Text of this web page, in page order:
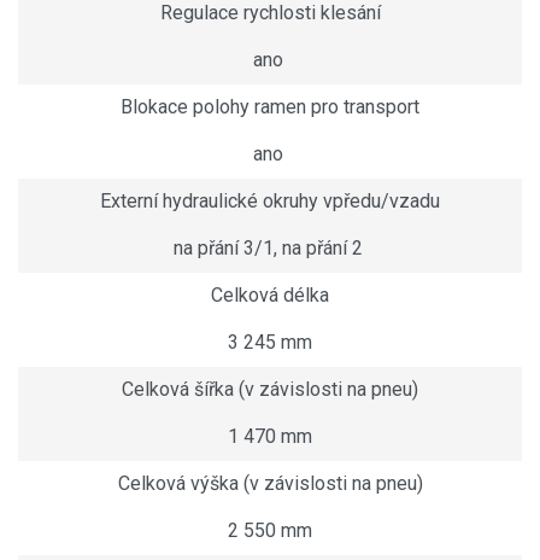
Regulace rychlosti klesání
ano
Blokace polohy ramen pro transport
ano
Externí hydraulické okruhy vpředu/vzadu
na přání 3/1, na přání 2
Celková délka
3 245 mm
Celková šířka (v závislosti na pneu)
1 470 mm
Celková výška (v závislosti na pneu)
2 550 mm